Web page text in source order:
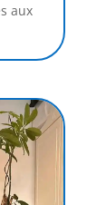
aux